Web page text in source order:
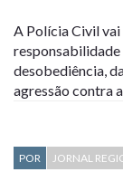
A Polícia Civil vai
desobediência,
agressão contra
POR
JORNAL